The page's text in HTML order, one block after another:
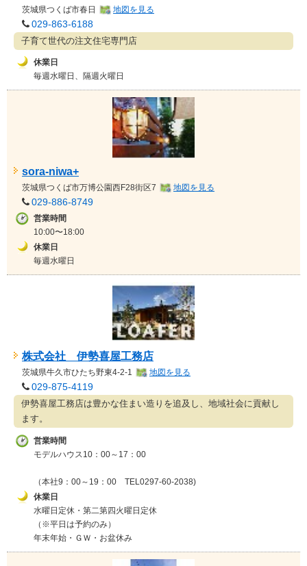
茨城県つくば市春日 地図を見る
029-863-6188
子育て世代の注文住宅専門店
休業日
毎週水曜日、隔週火曜日
sora-niwa+
茨城県つくば市万博公園西F28街区7 地図を見る
029-886-8749
営業時間
10:00〜18:00
休業日
毎週水曜日
株式会社 伊勢喜屋工務店
茨城県牛久市ひたち野東4-2-1 地図を見る
029-875-4119
伊勢喜屋工務店は豊かな住まい造りを追及し、地域社会に貢献し
ます。
営業時間
モデルハウス10：00～17：00
（本社9：00～19：00 TEL0297-60-2038)
休業日
水曜日定休・第二第四火曜日定休
（※平日は予約のみ）
年末年始・ＧＷ・お盆休み